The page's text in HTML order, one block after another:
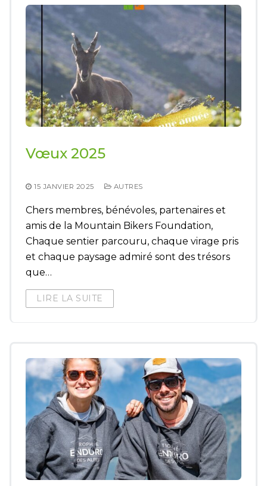
Vœux 2025
15 JANVIER 2025 AUTRES
Chers membres, bénévoles, partenaires et
amis de la Mountain Bikers Foundation,
Chaque sentier parcouru, chaque virage pris
et chaque paysage admiré sont des trésors
que…
LIRE LA SUITE